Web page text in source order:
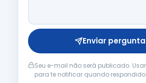
Enviar pergunta
Seu e-mail não será publicado.
para te notificar quando respondido.